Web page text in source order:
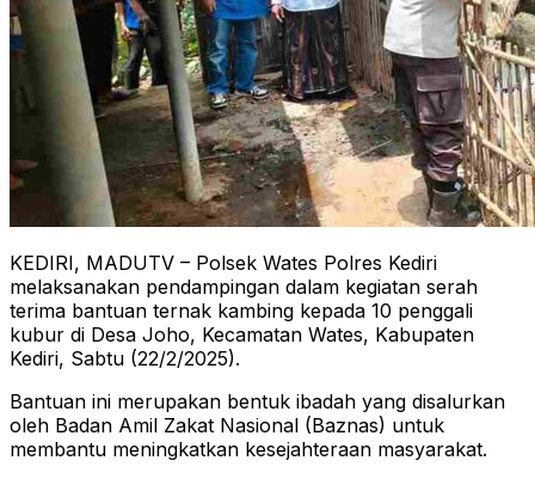
KEDIRI, MADUTV – Polsek Wates Polres Kediri
melaksanakan pendampingan dalam kegiatan serah
terima bantuan ternak kambing kepada 10 penggali
kubur di Desa Joho, Kecamatan Wates, Kabupaten
Kediri, Sabtu (22/2/2025).
Bantuan ini merupakan bentuk ibadah yang disalurkan
oleh Badan Amil Zakat Nasional (Baznas) untuk
membantu meningkatkan kesejahteraan masyarakat.